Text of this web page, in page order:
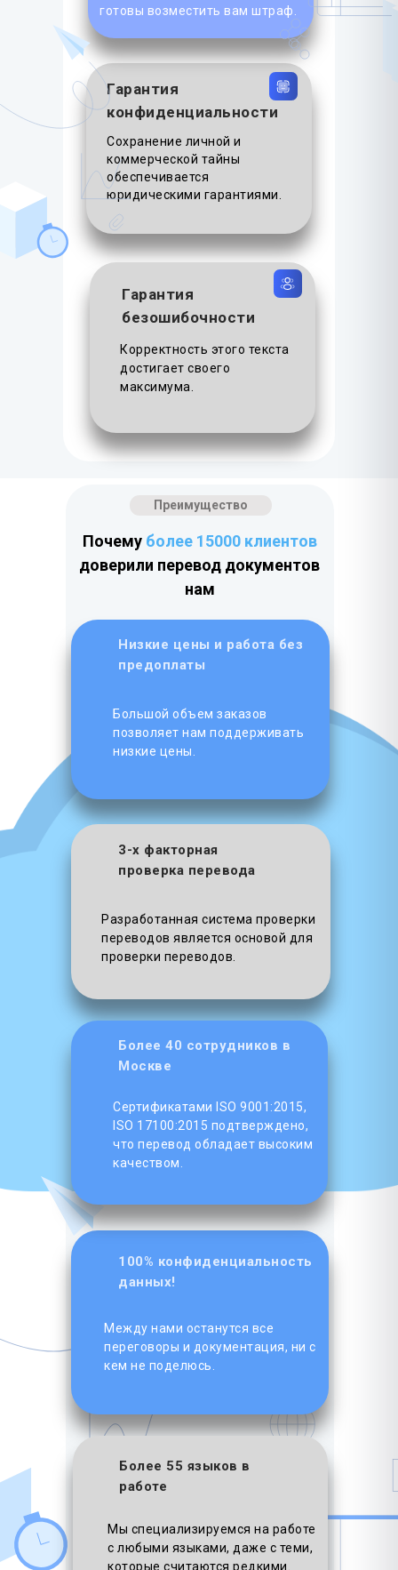
Гарантия
конфиденциальности
Гарантия
безошибочности
Сохранение личной и
коммерческой тайны
обеспечивается
юридическими гарантиями.
готовы возместить вам штраф.
Корректность этого текста
достигает своего
максимума.
Низкие цены и работа без
предоплаты
3-х факторная
проверка перевода
Разработанная система проверки
переводов является основой для
проверки переводов.
Преимущество
Почему более 15000 клиентов
доверили перевод документов
нам
Большой объем заказов
позволяет нам поддерживать
низкие цены.
100% конфиденциальность
данных!
Между нами останутся все
переговоры и документация, ни с
кем не поделюсь.
Более 55 языков в
работе
Мы специализируемся на работе
с любыми языками, даже с теми,
которые считаются редкими.
Более 40 сотрудников в
Москве
Сертификатами ISO 9001:2015,
ISO 17100:2015 подтверждено,
что перевод обладает высоким
качеством.